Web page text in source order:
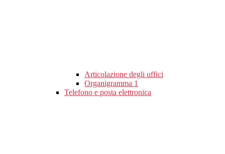
Articolazione degli uffici
Organigramma 1
Telefono e posta elettronica